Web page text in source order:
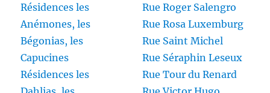
Résidences les
Anémones, les
Bégonias, les
Capucines
Résidences les
Rue Roger Salengro
Rue Rosa Luxemburg
Rue Saint Michel
Rue Séraphin Leseux
Rue Tour du Renard